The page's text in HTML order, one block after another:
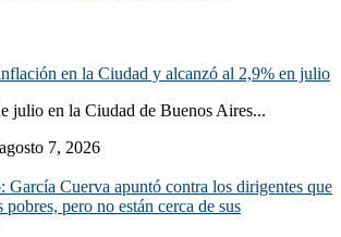
en la Ciudad y alcanzó al 2,9% en julio
julio en la Ciudad de Buenos Aires...
7, 2026
García Cuerva apuntó contra los dirigentes que
pobres, pero no están cerca de sus